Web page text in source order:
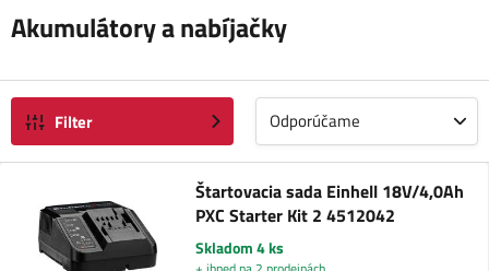
Akumulátory a nabíjačky
Filter Odporúčame
Štartovacia sada Einhell 18V/4,0Ah
PXC Starter Kit 2 4512042
Skladom 4 ks